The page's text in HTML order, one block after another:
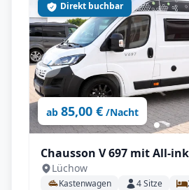
ab 85,00 € /Nacht
Direkt buchbar
Chausson V 697 mit All-
Längsbetten, DK-Heizung,
Lüchow
Kastenwagen 4Sitze